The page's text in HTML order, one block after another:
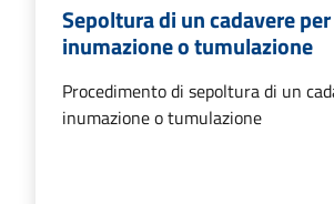
Sepoltura di un cadavere per
inumazione o tumulazione
Procedimento di sepoltura di un
inumazione o tumulazione